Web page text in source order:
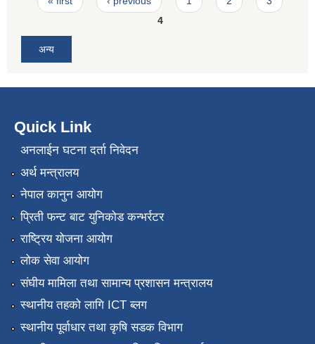
4
अन्य
Quick Link
अनलाईन घटना दर्ता निवेदन
अर्थ मन्त्रालय
नेपाल कानुन आयोग
प्रिती फन्ट बाट युनिकोड कन्भर्रटर
राष्ट्रिय योजना आयोग
लोक सेवा आयोग
संघीय मामिला तथा सामान्य प्रशासन मन्त्रालय
स्थानीय तहको लागि ICT ब्लग
स्थानीय पूर्वाधार तथा कृषि सडक विभाग